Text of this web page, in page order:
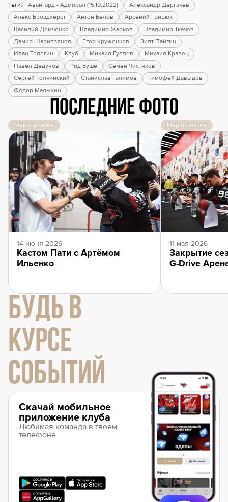
Теги: Авангард - Адмирал (15.10.2022)
Александр Дергачёв
Алекс Броадхёрст
Антон Белов
Арсений Грицюк
Василий Демченко
Владимир Жарков
Владимир Ткачёв
Дамир Шарипзянов
Егор Круженков
Зият Пайгин
Иван Телегин
Клуб Михаил Гуляев
Михаил Кравец
Павел Дедунов
Рид Буше
Семён Чистяков
Сергей Толчинский
Станислав Галимов
Тимофей Давыдов
Фёдор Малыхин
Последние фото
Мероприятия
14 июня 2026
Кастом Пати с Артёмом
Ильенко
Мероприятия
11 мая 2026
Закрытие
G-Drive
БУДЬ В
КУРСЕ
СОБЫТИЙ
Скачай мобильное
приложение клуба
Любимая команда в твоем
телефоне